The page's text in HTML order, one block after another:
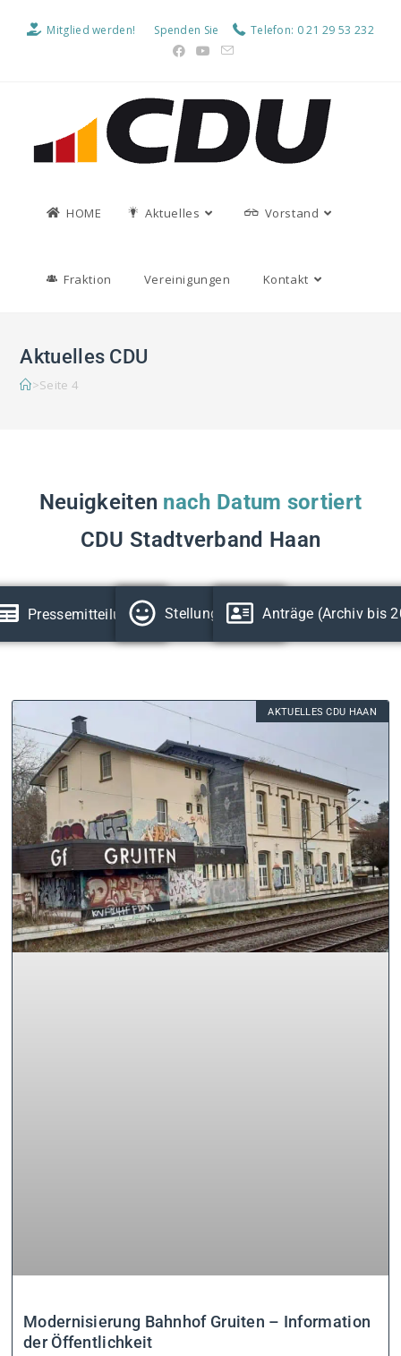
Mitglied werden! Spenden Sie Telefon: 0 21 29 53 232
HOME Aktuelles Vorstand
Fraktion Vereinigungen Kontakt
Aktuelles CDU
>Seite 4
Neuigkeiten nach Datum sortiert
CDU Stadtverband Haan
Pressemitteilungen StellungnahmenAnträge (Archiv bis
AKTUELLES CDU HAAN
Modernisierung Bahnhof Gruiten – Information
der Öffentlichkeit